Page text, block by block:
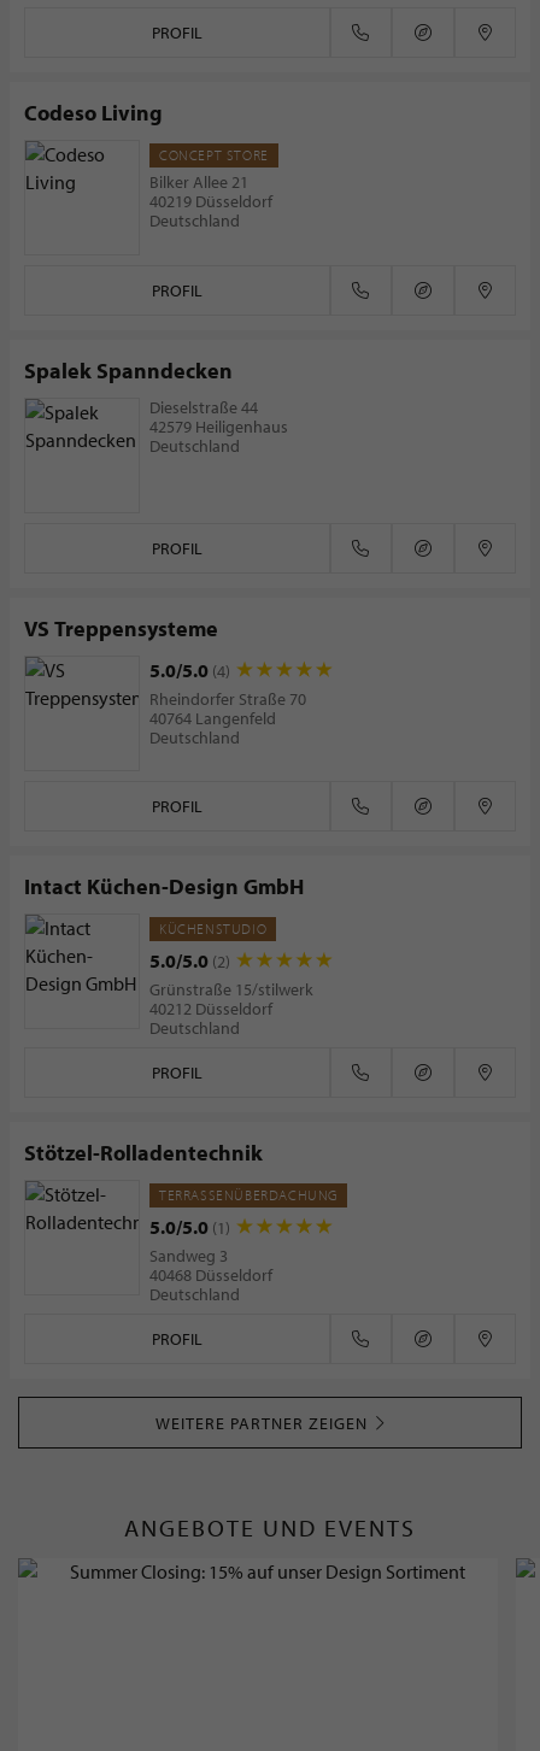
PROFIL
Codeso Living
CONCEPT STORE
Bilker Allee 21
40219 Düsseldorf
Deutschland
PROFIL
Spalek Spanndecken
Dieselstraße 44
42579 Heiligenhaus
Deutschland
PROFIL
VS Treppensysteme
5.0/5.0 (4)
Rheindorfer Straße 70
40764 Langenfeld
Deutschland
PROFIL
Intact Küchen-Design GmbH
KÜCHENSTUDIO
5.0/5.0 (2)
Grünstraße 15/stilwerk
40212 Düsseldorf
Deutschland
PROFIL
Stötzel-Rolladentechnik
TERRASSENÜBERDACHUNG
5.0/5.0 (1)
Sandweg 3
40468 Düsseldorf
Deutschland
PROFIL
WEITERE PARTNER ZEIGEN
ANGEBOTE UND EVENTS